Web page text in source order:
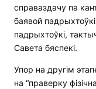
справаздачу па
баявой
падрыхтоўкі,
Савета бяспекі.
Упор на другім
на “праверку